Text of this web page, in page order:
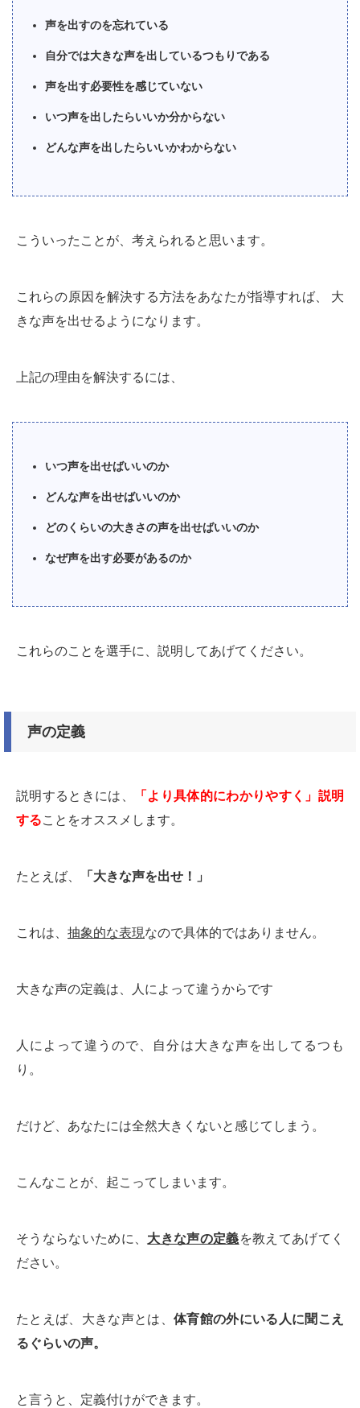
声を出すのを忘れている
自分では大きな声を出しているつもりである
声を出す必要性を感じていない
いつ声を出したらいいか分からない
どんな声を出したらいいかわからない
こういったことが、考えられると思います。
これらの原因を解決する方法をあなたが指導すれば、 大
きな声を出せるようになります。
上記の理由を解決するには、
いつ声を出せばいいのか
どんな声を出せばいいのか
どのくらいの大きさの声を出せばいいのか
なぜ声を出す必要があるのか
これらのことを選手に、説明してあげてください。
声の定義
説明するときには、
「より具体的にわかりやすく」説明
することをオススメします。
たとえば、 「大きな声を出せ！」
これは、 抽象的な表現なので具体的ではありません。
大きな声の定義は、人によって違うからです
人によって違うので、自分は大きな声を出してるつも
り。
だけど、あなたには全然大きくないと感じてしまう。
こんなことが、起こってしまいます。
そうならないために、 大きな声の定義を教えてあげてく
ださい。
たとえば、大きな声とは、 体育館の外にいる人に聞こえ
るぐらいの声。
と言うと、定義付けができます。